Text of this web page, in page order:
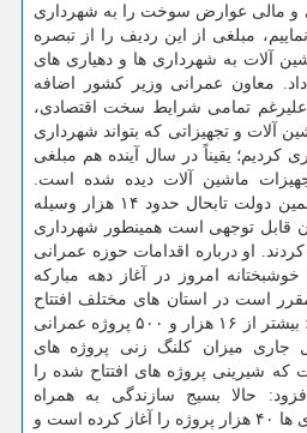
و مالی عوارض سوخت را به شهرداری
مبلغی از این ردیف را از تبصره
ماشین آلات به شهرداری ها و دهیاری های
معاون عمرانی وزیر كشور اضافه
تمامی شرایط سخت اقتصادی،
از ۵ هزار ماشین آلات و تجهیزاتی كه بتواند شهرداری
كردیم؛ یقیناً در سال آینده هم مبلغی
ماشین آلات دیده شده است.
جمالی نژاد اظهار نمود: در همین دولت تابحال حدود ۱۴ هزار وسیله
قابل توجهی است همینطور شهرداری
او درباره اقدامات حوزه عمرانی
امروز در آغاز دهه مباركه
است در استان های مختلف افتتاح
شود میزان قابل توجهی دارد؛ بیشتر از ۱۶ هزار و ۵۰۰ پروژه عمرانی
جاری میزان كلنگ زنی پروژه های
شیرینی پروژه های افتتاح شده را
حالا بسیج سازندگی به همراه
سازمان شهرداری ها و دهیاری ها ۴۰ هزار پروژه را آغاز كرده است و